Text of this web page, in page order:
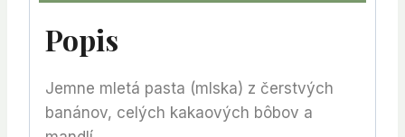
Popis
Jemne mletá pasta (mlska) z čerstvých
banánov, celých kakaových bôbov a